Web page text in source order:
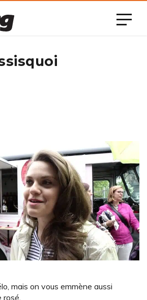
mais on vous emmène aussi
rosé.